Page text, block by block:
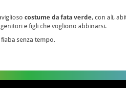
costume da fata verde, con ali,
e figli che vogliono abbinarsi.
senza tempo.